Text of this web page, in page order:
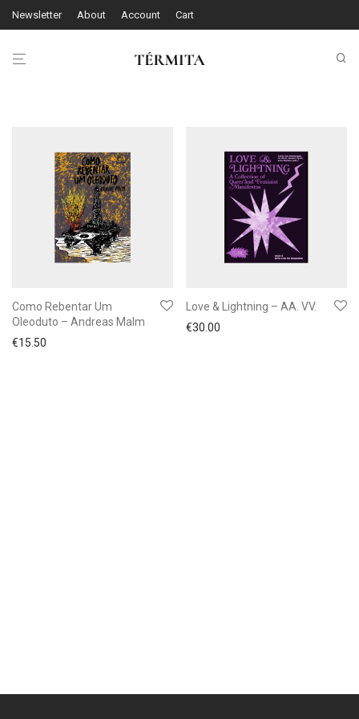
Newsletter About Account Cart
Como Rebentar Um
Oleoduto – Andreas Malm
€15.50
Love & Lightning – AA. VV.
€30.00